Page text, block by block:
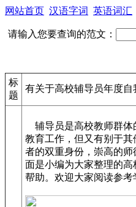
网站首页 汉语字词 英语词汇
请输入您要查询的范文：
标
题
有关于高校辅导员年度自
辅导员是高校教师群体
教育工作，但又有别于
者的双重身份，崇高的
面是小编为大家整理的
帮助。欢迎大家阅读参考